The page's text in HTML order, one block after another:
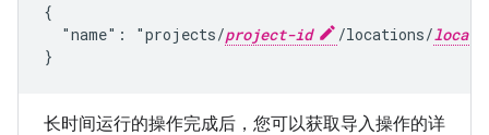
{
  "name": "projects/
project-id /locations/
}
长时间运行的操作完成后，您可以获取导入操作的详